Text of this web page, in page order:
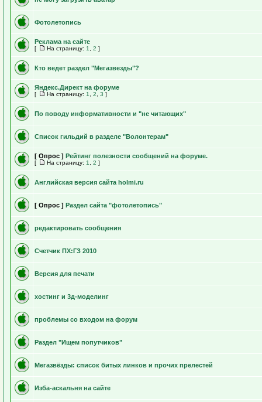
Фотолетопись
Реклама на сайте
[ На страницу: 1 2 ]
Кто ведет раздел "Мегазвезды"?
Яндекс.Директ на форуме
[ На страницу: 1 2 3 ]
По поводу информативности и "не читающих"
Список гильдий в разделе "Волонтерам"
[ Опрос ] Рейтинг полезности сообщений на форуме.
[ На страницу: 1 2 ]
Английская версия сайта holmi.ru
[ Опрос ] Раздел сайта "фотолетопись"
редактировать сообщения
Счетчик ПХ:ГЗ 2010
Версия для печати
хостинг и 3д-моделинг
проблемы со входом на форум
Раздел "Ищем попутчиков"
Мегазвёзды: список битых линков и прочих прелестей
Изба-аскальня на сайте